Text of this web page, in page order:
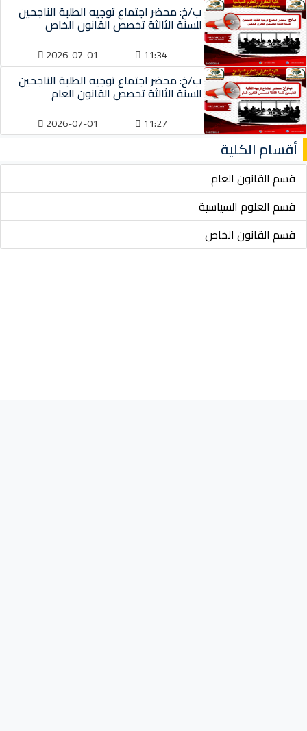
ب/خ: محضر اجتماع توجيه الطلبة الناجحين
للسنة الثالثة تخصص القانون الخاص
11:34
2026-07-01
ب/خ: محضر اجتماع توجيه الطلبة الناجحين
للسنة الثالثة تخصص القانون العام
11:27
2026-07-01
أقسام الكلية
قسم القانون العام
قسم العلوم السياسية
قسم القانون الخاص